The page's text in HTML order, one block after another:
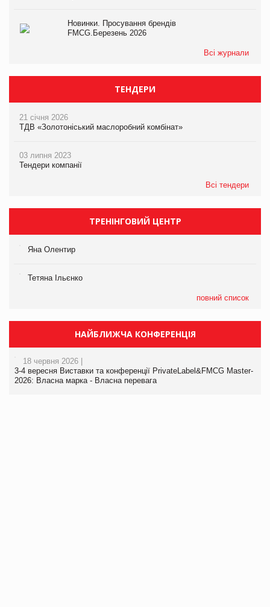
Новинки. Просування брендів
FMCG.Березень 2026
Всі журнали
ТЕНДЕРИ
21 січня 2026
ТДВ «Золотоніський маслоробний комбінат»
03 липня 2023
Тендери компанії
Всі тендери
ТРЕНІНГОВИЙ ЦЕНТР
Яна Олентир
Тетяна Ільєнко
повний список
НАЙБЛИЖЧА КОНФЕРЕНЦІЯ
18 червня 2026 |
3-4 вересня Виставки та конференції PrivateLabel&FMCG Master-
2026: Власна марка - Власна перевага